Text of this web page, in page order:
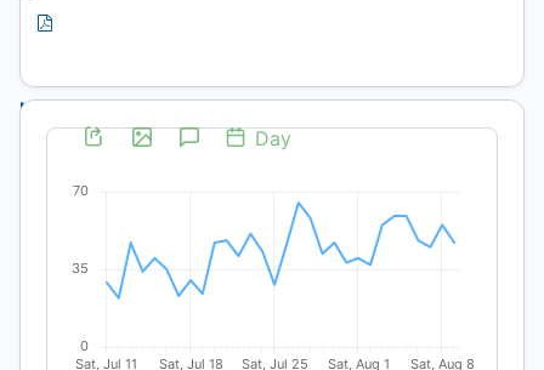
Intercultural
Translation
language